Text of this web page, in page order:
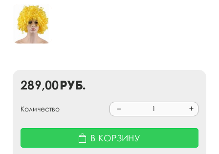
289,00руб.
Количество
В КОРЗИНУ